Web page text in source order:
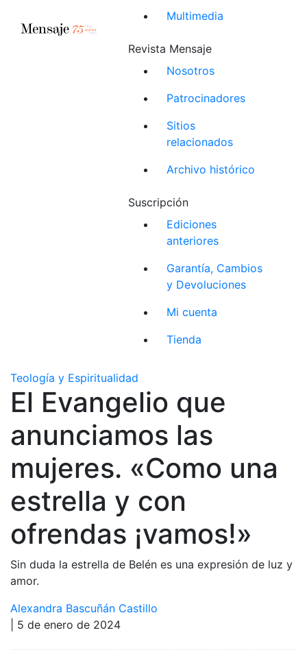
Multimedia
Revista Mensaje
Nosotros
Patrocinadores
Sitios
relacionados
Archivo histórico
Suscripción
Ediciones
anteriores
Garantía, Cambios
y Devoluciones
Mi cuenta
Tienda
Teología y Espiritualidad
El Evangelio que
anunciamos las
mujeres. «Como una
estrella y con
ofrendas ¡vamos!»
Sin duda la estrella de Belén es una expresión de luz y
amor.
Alexandra Bascuñán Castillo
| 5 de enero de 2024